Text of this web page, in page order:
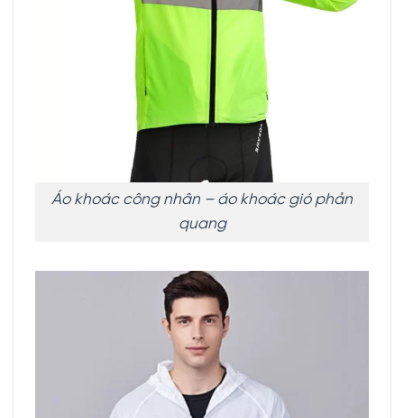
Áo khoác công nhân – áo khoác gió phản
quang